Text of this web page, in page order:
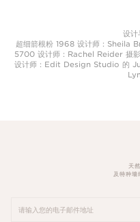
设计
超细箭根粉 1968 设计师：
5700 设计师：Rachel Reider
设计师：Edit Design Studio 的
天
及特种墙